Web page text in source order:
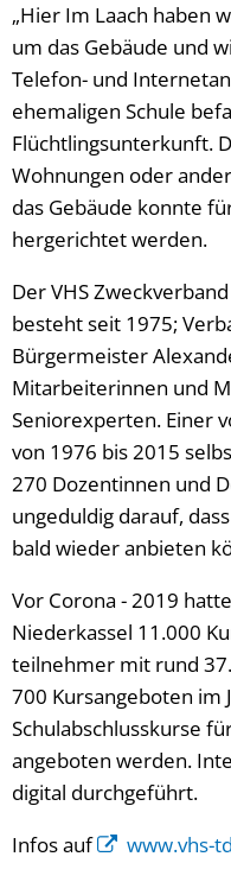
„Hier Im Laach haben
um das Gebäude und
Telefon- und
ehemaligen Schule
Flüchtlingsunterkunft.
Wohnungen oder
das Gebäude konnte
hergerichtet werden.
Der VHS
besteht seit 1975;
Bürgermeister
Mitarbeiterinnen und
Seniorexperten. Einer
von 1976 bis 2015
270 Dozentinnen und
ungeduldig darauf,
bald wieder anbieten
Vor Corona - 2019
Niederkassel 11.000
teilnehmer mit rund
700 Kursangeboten im
Schulabschlusskurse
angeboten werden.
digital durchgeführt.
Infos auf
www.vhs-